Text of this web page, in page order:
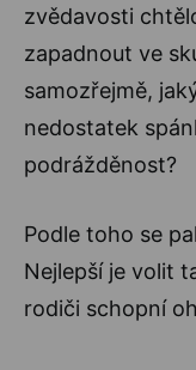
zvědavosti
zapadnout ve
samozřejmě,
nedostatek
podrážděnost?
Podle toho se
Nejlepší je volit
rodiči schopní